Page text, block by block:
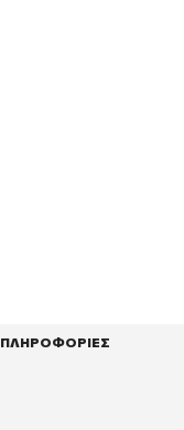
ΠΛΗΡΟΦΟΡΙΕΣ